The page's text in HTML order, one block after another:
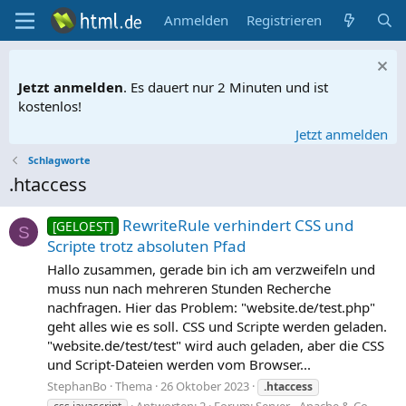
Anmelden Registrieren
Jetzt anmelden. Es dauert nur 2 Minuten und ist
kostenlos!
Jetzt anmelden
Schlagworte
.htaccess
S [GELOEST] RewriteRule verhindert CSS und
Scripte trotz absoluten Pfad
Hallo zusammen, gerade bin ich am verzweifeln und
muss nun nach mehreren Stunden Recherche
nachfragen. Hier das Problem: "website.de/test.php"
geht alles wie es soll. CSS und Scripte werden geladen.
"website.de/test/test" wird auch geladen, aber die CSS
und Script-Dateien werden vom Browser...
StephanBo Thema 26 Oktober 2023
.htaccess